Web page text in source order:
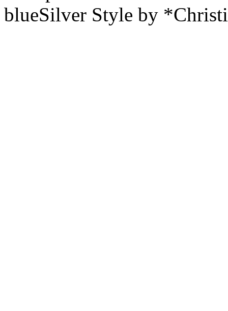
blueSilver Style by